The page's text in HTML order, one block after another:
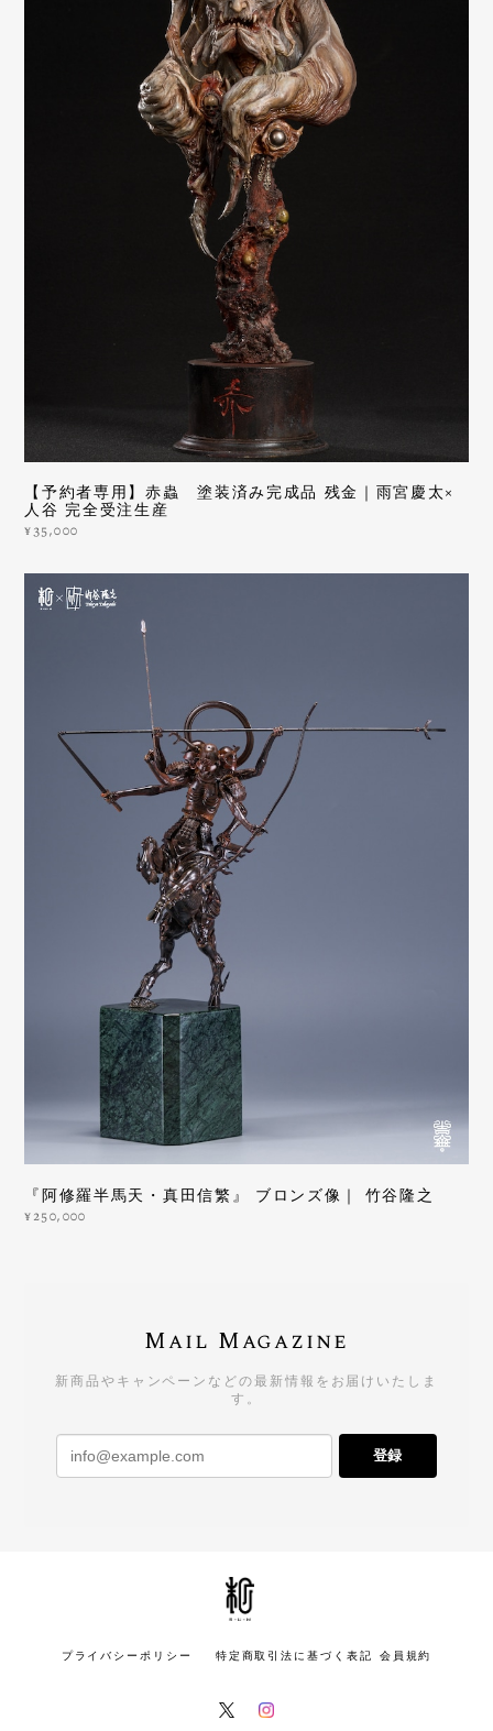
【予約者専用】赤蟲 塗装済み完成品 残金｜雨宮慶太×
人谷 完全受注生産
¥35,000
『阿修羅半馬天・真田信繁』 ブロンズ像｜ 竹谷隆之
¥250,000
Mail Magazine
新商品やキャンペーンなどの最新情報をお届けいたしま
す。
登録
プライバシーポリシー 特定商取引法に基づく表記 会員規約